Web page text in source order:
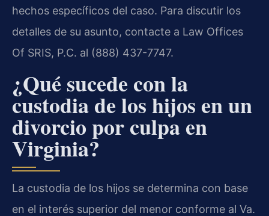
hechos específicos del caso. Para discutir los
detalles de su asunto, contacte a Law Offices
Of SRIS, P.C. al (888) 437-7747.
¿Qué sucede con la
custodia de los hijos en un
divorcio por culpa en
Virginia?
La custodia de los hijos se determina con base
en el interés superior del menor conforme al Va.